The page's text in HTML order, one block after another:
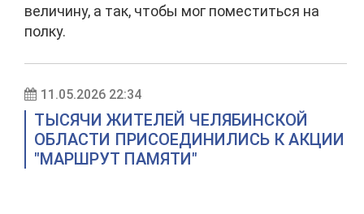
величину, а так, чтобы мог поместиться на
полку.
11.05.2026 22:34
ТЫСЯЧИ ЖИТЕЛЕЙ ЧЕЛЯБИНСКОЙ
ОБЛАСТИ ПРИСОЕДИНИЛИСЬ К АКЦИИ
"МАРШРУТ ПАМЯТИ"